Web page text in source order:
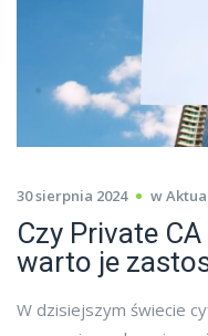
30 sierpnia 2024 w
Czy Private
warto je
W dzisiejszym świecie